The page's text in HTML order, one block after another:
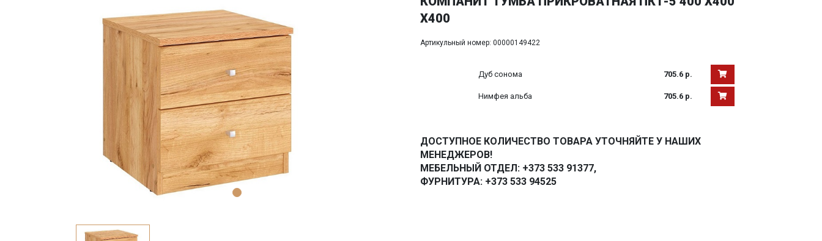
Х400
Артикульный номер: 00000149422
Дуб сонома 705.6 р.
Нимфея альба 705.6 р.
ДОСТУПНОЕ КОЛИЧЕСТВО ТОВАРА УТОЧНЯЙТЕ У НАШИХ
МЕНЕДЖЕРОВ!
МЕБЕЛЬНЫЙ ОТДЕЛ: +373 533 91377,
ФУРНИТУРА: +373 533 94525